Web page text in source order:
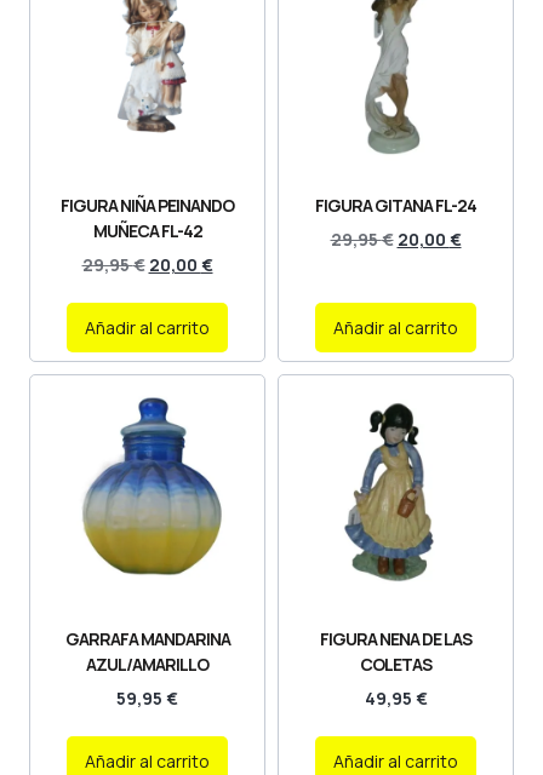
FIGURA NIÑA PEINANDO
MUÑECA FL-42
29,95€ 20,00 €
Añadir al carrito
FIGURA GITANA FL-24
29,95€ 20,00 €
Añadir al carrito
GARRAFA MANDARINA
AZUL/AMARILLO
59,95 €
Añadir al carrito
FIGURA NENA DE LAS
COLETAS
49,95 €
Añadir al carrito